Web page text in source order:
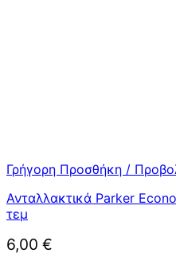
Γρήγορη Προσθήκη /
Ανταλλακτικά Parker
τεμ
6,00 €